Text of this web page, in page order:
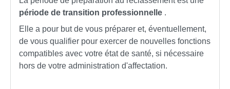
période de transition professionnelle .
Elle a pour but de vous préparer et, éventuellement,
de vous qualifier pour exercer de nouvelles fonctions
compatibles avec votre état de santé, si nécessaire
hors de votre administration d'affectation.